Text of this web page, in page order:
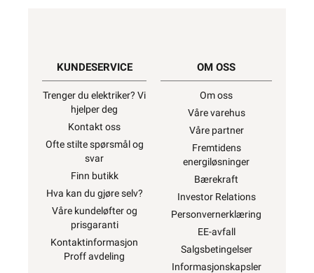
KUNDESERVICE
Trenger du elektriker? Vi
hjelper deg
Kontakt oss
Ofte stilte spørsmål og
svar
Finn butikk
Hva kan du gjøre selv?
Våre kundeløfter og
prisgaranti
Kontaktinformasjon
Proff avdeling
OM OSS
Om oss
Våre varehus
Våre partner
Fremtidens
energiløsninger
Bærekraft
Investor Relations
Personvernerklæring
EE-avfall
Salgsbetingelser
Informasjonskapsler